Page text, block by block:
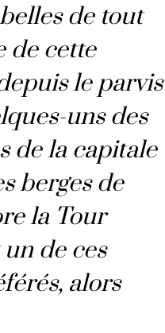
de tout
de cette
le parvis
uns des
de la capitale
berges de
la Tour
de ces
alors